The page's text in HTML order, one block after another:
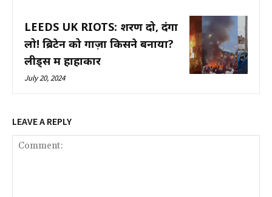
LEEDS UK RIOTS: शरण दो, दंगा
लो! ब्रिटेन को गाज़ा किसने बनाया?
लीड्स में हाहाकार
July 20, 2024
LEAVE A REPLY